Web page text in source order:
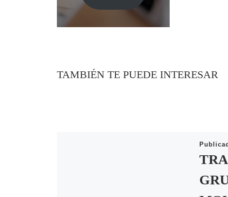
TAMBIÉN TE PUEDE INTERESAR